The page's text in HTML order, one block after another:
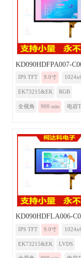
KD090HDFPA007-
IPS TFT 9.0寸
EK73215&EK RGB
全视角 900 nits 电容
KD090HDFLA006-
IPS TFT 9.0寸
EK73215&EK LVDS